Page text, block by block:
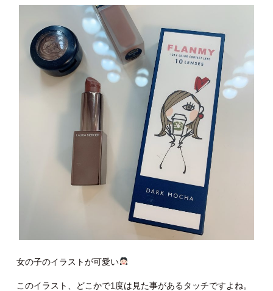
女の子のイラストが可愛い
このイラスト、どこかで1度は見た事があるタッチですよね。